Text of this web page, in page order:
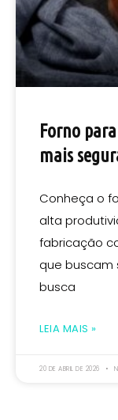
Forno
mais
Conheça o
alta
fabricação
que buscam
busca
LEIA MAIS »
20 DE ABRIL DE 2026